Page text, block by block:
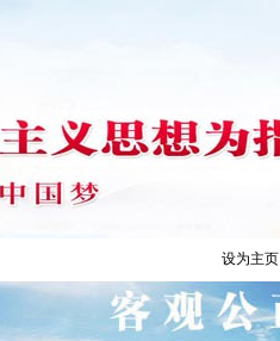
设为主页